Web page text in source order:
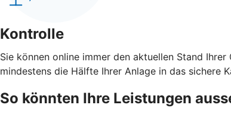
Kontrolle
Sie können online immer den aktuellen Stand
mindestens die Hälfte Ihrer Anlage in das sichere
So könnten Ihre Leistungen